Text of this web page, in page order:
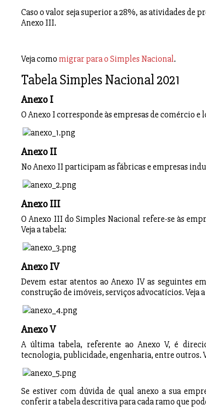
Caso o valor seja superior a 28%, as atividades de
Anexo III.
Veja como migrar para o Simples Nacional.
Tabela Simples Nacional 2021
Anexo I
O Anexo I corresponde às empresas de comércio e
Anexo II
No Anexo II participam as fábricas e empresas
Anexo III
O Anexo III do Simples Nacional refere-se às
Veja a tabela:
Anexo IV
Devem estar atentos ao Anexo IV as seguintes
construção de imóveis, serviços advocatícios. Veja
Anexo V
A última tabela, referente ao Anexo V, é
tecnologia, publicidade, engenharia, entre outros.
Se estiver com dúvida de qual anexo a sua
conferir a tabela descritiva para cada ramo que